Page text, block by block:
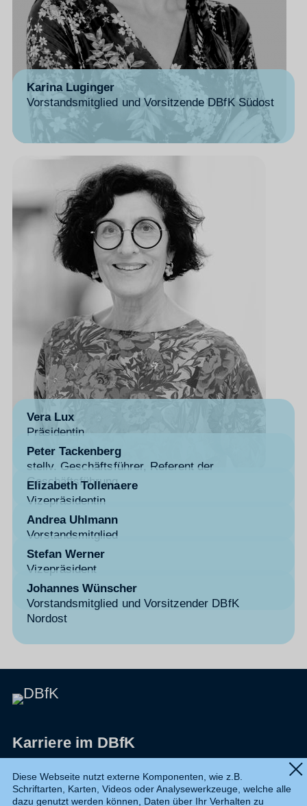
Karina Luginger
Vorstandsmitglied und Vorsitzende DBfK Südost
Vera Lux
Präsidentin
Peter Tackenberg
stellv. Geschäftsführer, Referent der
Geschäftsführung
Elizabeth Tollenaere
Vizepräsidentin
Andrea Uhlmann
Vorstandsmitglied
Stefan Werner
Vizepräsident
Johannes Wünscher
Vorstandsmitglied und Vorsitzender DBfK
Nordost
Karriere im DBfK
Datenschutz
Diese Webseite nutzt externe Komponenten, wie z.B.
Schriftarten, Karten, Videos oder Analysewerkzeuge, welche alle
dazu genutzt werden können, Daten über Ihr Verhalten zu